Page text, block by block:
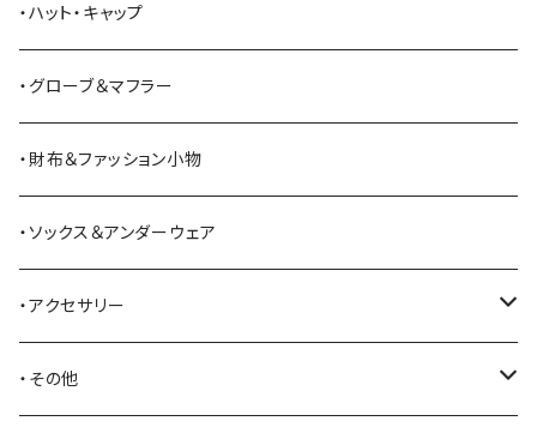
Bass Pro Shops
BATTLE LAKE
Barbour
BAYSIDE
BELSTAFF
BIG BILL
カーディガン
パーカー
ツナギ
ジャージ・スウェット
ハーフパンツ・ショートパンツ
リュック・バックパック
ボストンバッグ・ダッフルバッグ
ヒップバッグ・ファニーパック
ブリーフケース
ツールバッグ
スニーカー
サンダル
その他シューズ
シュー用品
・ハット・キャップ
・グローブ＆マフラー
・財布＆ファッション小物
・ソックス＆アンダーウェア
・アクセサリー
バングル・ブレスレット
・その他